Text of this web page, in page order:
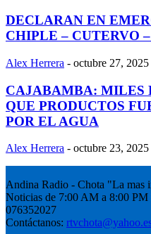
DECLARAN EN
CHIPLE – CUTERVO
Alex Herrera - octubre 27, 2025
CAJABAMBA: MILES
QUE PRODUCTOS
POR EL AGUA
Alex Herrera - octubre 23, 2025
Andina Radio - Chota "La mas
Noticias de 7:00 AM a 8:00
076352027
Contáctanos: